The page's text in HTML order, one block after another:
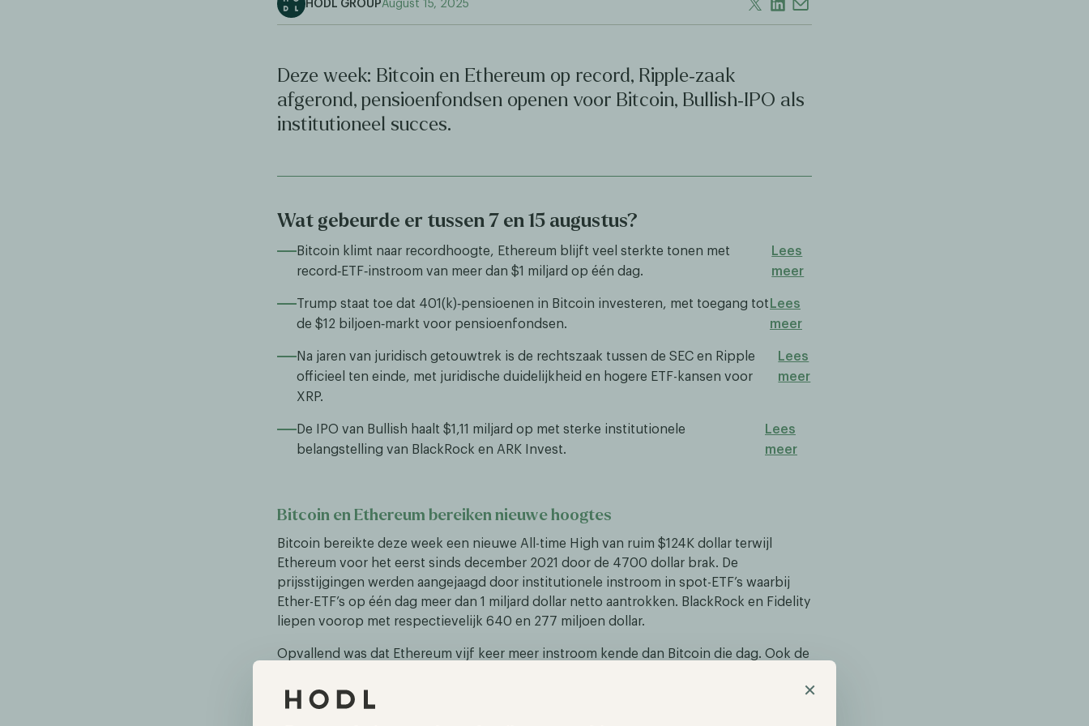
×
HODL GROUPAugust 15, 2025
Deze week: Bitcoin en Ethereum op record, Ripple‑zaak
afgerond, pensioenfondsen openen voor Bitcoin, Bullish‑IPO als
institutioneel succes.
Wat gebeurde er tussen 7 en 15 augustus?
Bitcoin klimt naar recordhoogte, Ethereum blijft veel sterkte tonen met
record‑ETF‑instroom van meer dan $1 miljard op één dag.
Lees
meer
Trump staat toe dat 401(k)‑pensioenen in Bitcoin investeren, met toegang tot
de $12 biljoen‑markt voor pensioenfondsen.
Lees
meer
Na jaren van juridisch getouwtrek is de rechtszaak tussen de SEC en Ripple
officieel ten einde, met juridische duidelijkheid en hogere ETF-kansen voor
XRP.
Lees
meer
De IPO van Bullish haalt $1,11 miljard op met sterke institutionele
belangstelling van BlackRock en ARK Invest.
Lees
meer
Bitcoin en Ethereum bereiken nieuwe hoogtes
Bitcoin bereikte deze week een nieuwe All-time High van ruim $124K dollar terwijl
Ethereum voor het eerst sinds december 2021 door de 4700 dollar brak. De
prijsstijgingen werden aangejaagd door institutionele instroom in spot-ETF’s waarbij
Ether-ETF’s op één dag meer dan 1 miljard dollar netto aantrokken. BlackRock en Fidelity
liepen voorop met respectievelijk 640 en 277 miljoen dollar.
Opvallend was dat Ethereum vijf keer meer instroom kende dan Bitcoin die dag. Ook de
verschuiving laat zien ten opzichte van de voorgaande maanden. Kort nadat Bitcoin zijn
ATH bereikte, kende de markt ook een kleine correctie als gevolg van de publicatie van